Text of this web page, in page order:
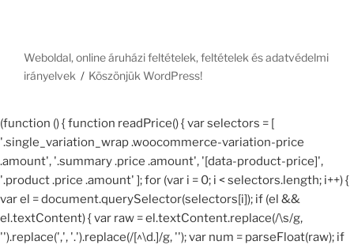
Weboldal, online áruházi feltételek, feltételek és adatvédelmi
irányelvek
Köszönjük WordPress!
(function () { function readPrice() { var selectors = [
'.single_variation_wrap .woocommerce-variation-price
.amount', '.summary .price .amount', '[data-product-price]',
'.product .price .amount' ]; for (var i = 0; i < selectors.length; i++) {
var el = document.querySelector(selectors[i]); if (el &&
el.textContent) { var raw = el.textContent.replace(/\s/g,
'').replace(',', '.').replace(/[^\d.]/g, ''); var num = parseFloat(raw); if